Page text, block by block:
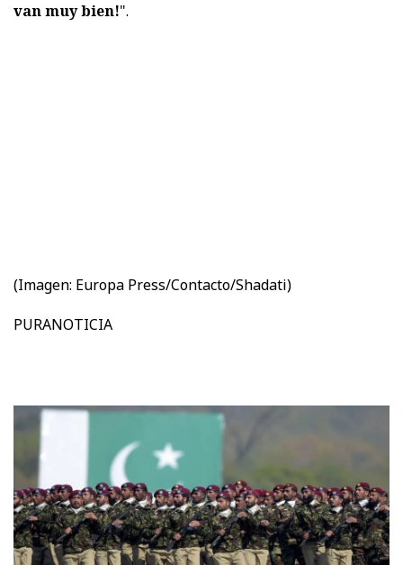
van muy bien!".
(Imagen: Europa Press/Contacto/Shadati)
PURANOTICIA